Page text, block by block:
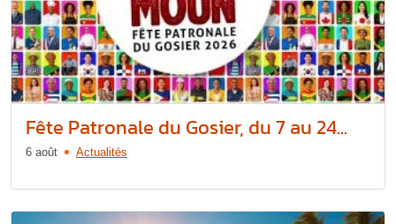
Fête Patronale du Gosier, du 7 au 24...
6 août Actualités